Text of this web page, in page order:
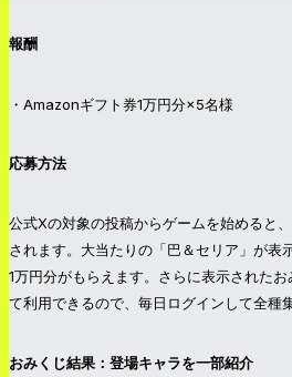
報酬
・Amazonギフト券1万円分×5名様
応募方法
公式Xの対象の投稿からゲームを始めると
されます。大当たりの「巴＆セリア」が
1万円分がもらえます。さらに表示された
て利用できるので、毎日ログインして全種
おみくじ結果：登場キャラを一部紹介